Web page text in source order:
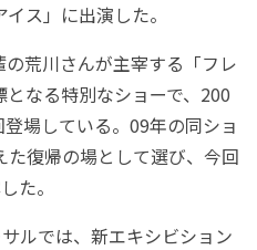
ス」に出演した。
荒川さんが主宰する「フレ
なる特別なショーで、200
場している。09年の同ショ
復帰の場として選び、今回
た。
ルでは、新エキシビション